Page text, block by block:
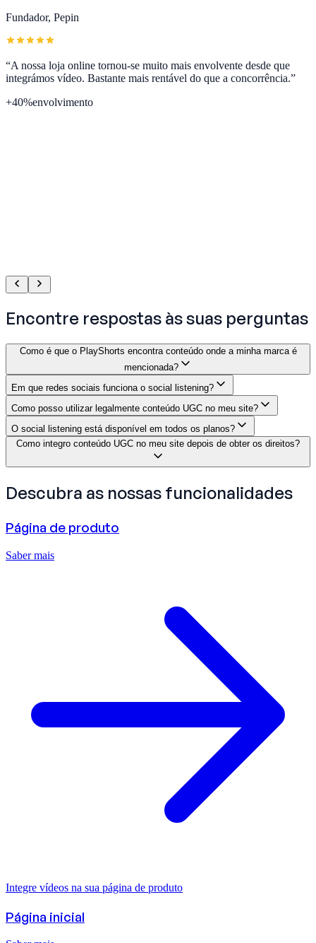
Fundador, Pepin
“A nossa loja online tornou-se muito mais envolvente desde que
integrámos vídeo. Bastante mais rentável do que a concorrência.”
+40%envolvimento
Encontre respostas às suas perguntas
Como é que o PlayShorts encontra conteúdo onde a minha marca é
mencionada?
Em que redes sociais funciona o social listening?
Como posso utilizar legalmente conteúdo UGC no meu site?
O social listening está disponível em todos os planos?
Como integro conteúdo UGC no meu site depois de obter os direitos?
Descubra as nossas funcionalidades
Página de produto
Saber mais
Integre vídeos na sua página de produto
Página inicial